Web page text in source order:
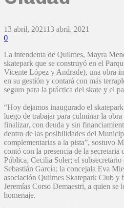
13 abril, 202113 abril, 2021
0
La intendenta de Quilmes, Mayra
skatepark que se construyó en el
Vicente López y Andrade), una obra
en su gestión y contará con más
seguro para la práctica del skate y el
“Hoy dejamos inaugurado el
luego de trabajar para culminar la
finalizar, con deuda y sin
dentro de las posibilidades del
complementarias a la pista”, sostuvo
contó con la presencia de la
Pública, Cecilia Soler; el
Sebastián García; la concejala Eva
asociación Quilmes Skatepark Club y
Jeremías Corso Demaestri, a quien se
homenaje.